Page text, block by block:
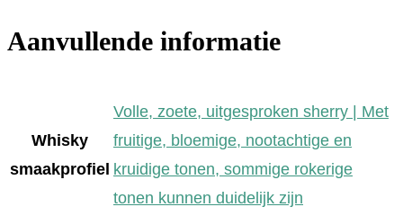
Aanvullende informatie
Whisky
smaakprofiel
Volle, zoete, uitgesproken sherry | Met
fruitige, bloemige, nootachtige en
kruidige tonen, sommige rokerige
tonen kunnen duidelijk zijn